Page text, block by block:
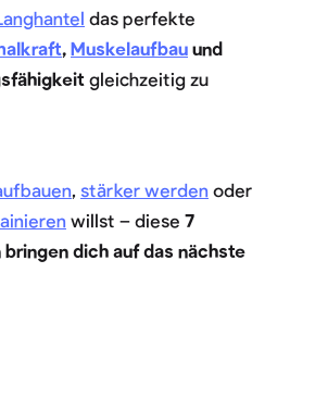
das perfekte
, Muskelaufbau und
gleichzeitig zu
, stärker werden oder
willst – diese 7
dich auf das nächste